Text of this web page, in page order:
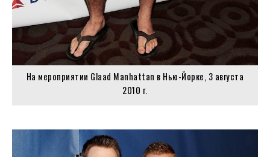
На мероприятии Glaad Manhattan в Нью-Йорке, 3 августа
2010 г.